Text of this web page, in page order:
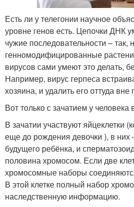
Есть ли у телегонии научное
уровне генов есть. Цепочки ДНК
чужие последовательности – так,
генномодифицированные
вирусов сами умеют это делать,
Например, вирус герпеса
хозяина, и удалить его оттуда
Вот только с зачатием у человека
В зачатии участвуют яйцеклетки
еще до рождения девочки ), в
будущего ребёнка, и
половина хромосом. Если две
хромосомные наборы
В этой клетке полный набор
наследственную информацию.